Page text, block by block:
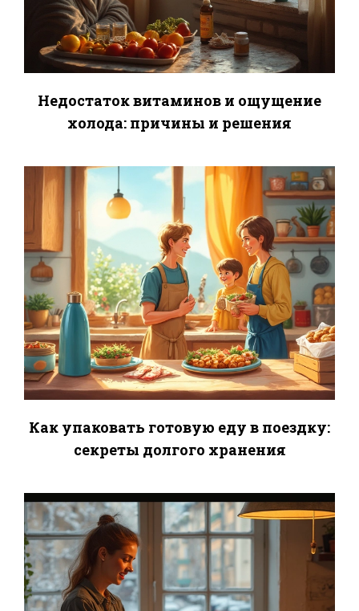
Недостаток витаминов и ощущение
холода: причины и решения
Как упаковать готовую еду в поездку:
секреты долгого хранения